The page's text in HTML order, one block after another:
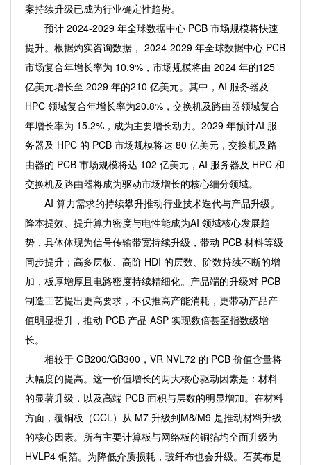
案持续升级已成为行业确定性趋势。
预计 2024-2029 年全球数据中心 PCB 市场规模将快速
提升。根据灼实咨询数据， 2024-2029 年全球数据中心 PCB
市场复合年增长率为 10.9%，市场规模将由 2024 年的125
亿美元增长至 2029 年的210 亿美元。其中，AI 服务器及
HPC 领域复合年增长率为20.8%，交换机及路由器领域复合
年增长率为 15.2%，成为主要增长动力。2029 年预计AI 服
务器及 HPC 的 PCB 市场规模将达 80 亿美元，交换机及路
由器的 PCB 市场规模将达 102 亿美元，AI 服务器及 HPC 和
交换机及路由器将成为驱动市场增长的核心细分领域。
AI 算力需求的持续攀升推动行业技术迭代与产品升级。
降本提效、提升算力密度与电性能成为AI 领域核心发展趋
势，具体体现为信号传输带宽持续升级，带动 PCB 材料等级
同步提升；高多层板、高阶 HDI 的层数、阶数持续不断的增
加，板厚增厚且电路密度持续精细化。产品端的升级对 PCB
制造工艺提出更高要求，不仅推高产能消耗，更带动产品产
值明显提升，推动 PCB 产品 ASP 实现数倍甚至指数级增
长。
相较于 GB200/GB300，VR NVL72 的 PCB 价值含量将
大幅度的提高。这一价值增长的两大核心驱动因素是：材料
的显著升级，以及高端 PCB 面积与层数的明显增加。在材料
方面，覆铜板（CCL）从 M7 升级到M8/M9 是推动材料升级
的核心因素。所有主要计算板与网络板的铜箔均全面升级为
HVLP4 铜箔。为降低介质损耗，玻纤布也会升级。石英布是